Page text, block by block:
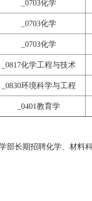
_0703化学
_0703化学
_0703化学
_0817化学工程与技术
_0830环境科学与工程
_0401教育学
部长期招聘化学、材料